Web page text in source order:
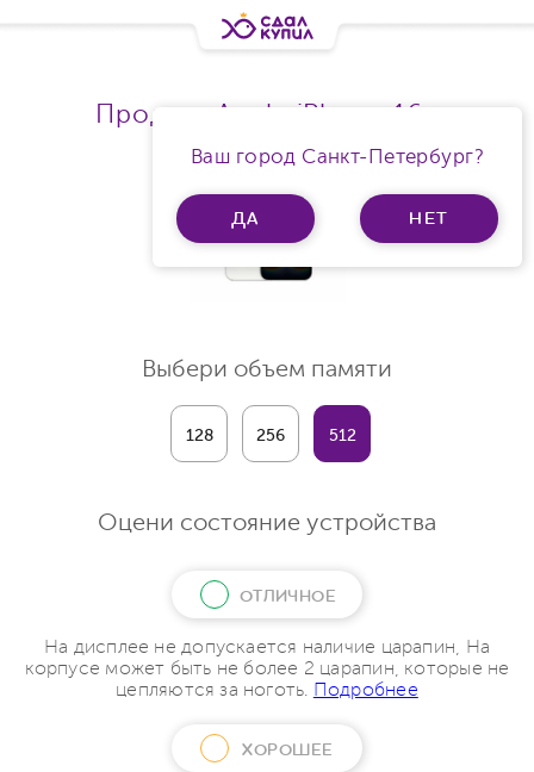
Ваш город Санкт-Петербург?
ДА НЕТ
Продать Apple iPhone 16e
Выбери объем памяти
128 256 512
Оцени состояние устройства
ОТЛИЧНОЕ
На дисплее не допускается наличие царапин, На
корпусе может быть не более 2 царапин, которые не
цепляются за ноготь. Подробнее
ХОРОШЕЕ